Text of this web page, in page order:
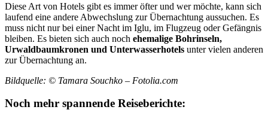
Diese Art von Hotels gibt es immer öfter und wer möchte, kann sich
laufend eine andere Abwechslung zur Übernachtung aussuchen. Es
muss nicht nur bei einer Nacht im Iglu, im Flugzeug oder Gefängnis
bleiben. Es bieten sich auch noch ehemalige Bohrinseln,
Urwaldbaumkronen und Unterwasserhotels unter vielen anderen
zur Übernachtung an.
Bildquelle: © Tamara Souchko – Fotolia.com
Noch mehr spannende Reiseberichte: